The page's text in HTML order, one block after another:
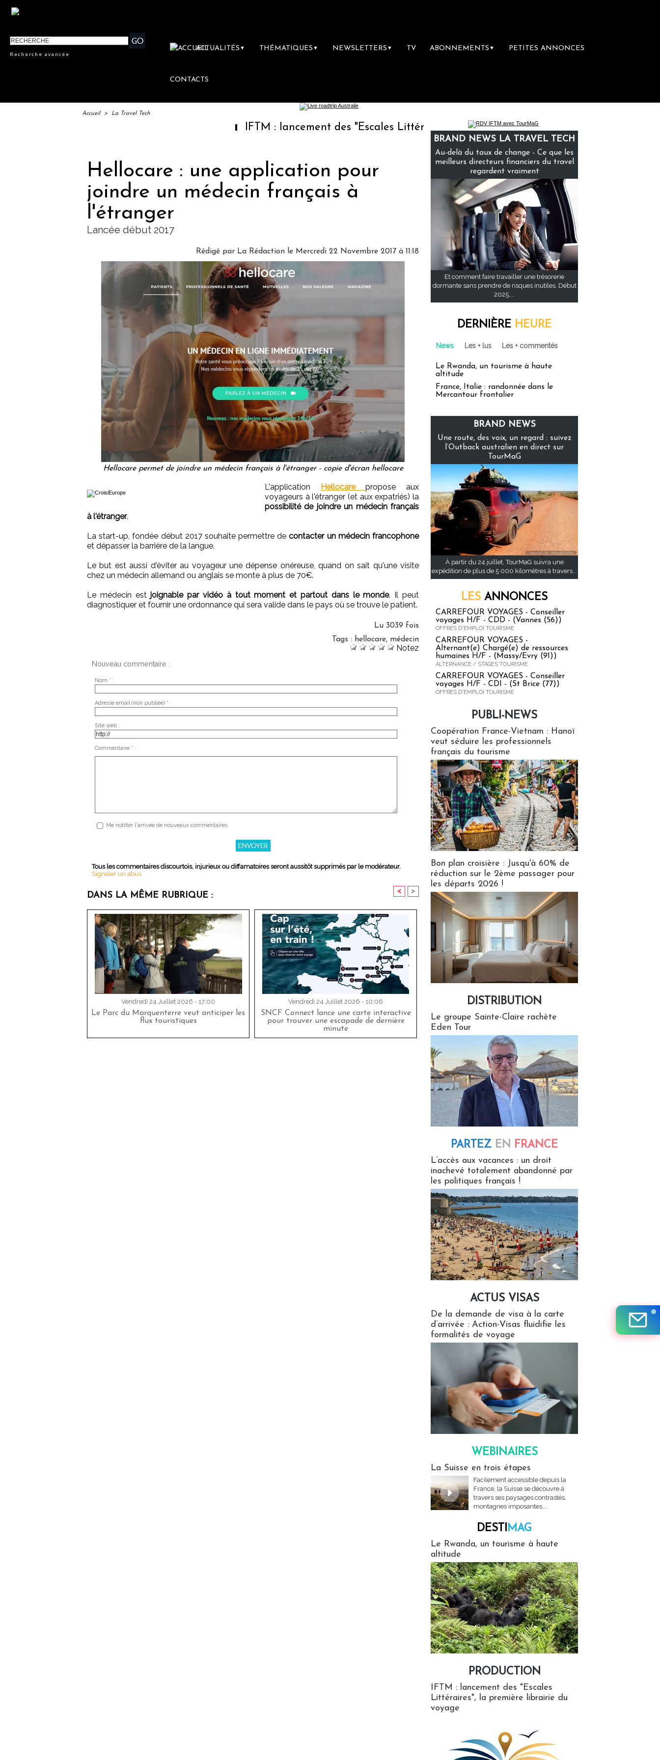
Recherche avancée
ACTUALITÉS ▼ THÉMATIQUES ▼ NEWSLETTERS ▼ TV ABONNEMENTS ▼ PETITES ANNONCES
CONTACTS
Accueil > La Travel Tech
IFTM : lancement des "Escales Littéraires", la première librairie du voyage
Hellocare : une application pour
joindre un médecin français à
l'étranger
Lancée début 2017
Rédigé par La Rédaction le Mercredi 22 Novembre 2017 à 11:18
Hellocare permet de joindre un médecin français à l'étranger - copie d'écran hellocare
L'application Hellocarepropose aux
voyageurs à l'étranger (et aux expatriés) la
possibilité de joindre un médecin français
à l'étranger.
La start-up, fondée début 2017 souhaite permettre decontacter un médecin francophone
et dépasser la barrière de la langue.
Le but est aussi d'éviter au voyageur une dépense onéreuse, quand on sait qu'une visite
chez un médecin allemand ou anglais se monte à plus de 70€.
Le médecin estjoignable par vidéo à tout moment et partout dans le monde. Il peut
diagnostiquer et fournir une ordonnance qui sera valide dans le pays où se trouve le patient.
Lu 3039 fois
Tags : hellocare, médecin
Notez
Nouveau commentaire :
Nom * :
Adresse email (non publiée) * :
Site web :
Commentaire * :
Me notifier l'arrivée de nouveaux commentaires
Tous les commentaires discourtois, injurieux ou diffamatoires seront aussitôt supprimés par le modérateur.
Signaler un abus
DANS LA MÊME RUBRIQUE : < >
Vendredi 24 Juillet 2026 - 17:00
Le Parc du Marquenterre veut anticiper les
flux touristiques
Vendredi 24 Juillet 2026 - 10:06
SNCF Connect lance une carte interactive
pour trouver une escapade de dernière
minute
BRAND NEWS LA TRAVEL TECH
Au-delà du taux de change - Ce que les
meilleurs directeurs financiers du travel
regardent vraiment
Et comment faire travailler une trésorerie
dormante sans prendre de risques inutiles. Début
2025,...
DERNIÈRE HEURE
News Les + lus Les + commentés
Le Rwanda, un tourisme à haute
altitude
France, Italie : randonnée dans le
Mercantour frontalier
BRAND NEWS
Une route, des voix, un regard : suivez
l’Outback australien en direct sur
TourMaG
À partir du 24 juillet, TourMaG suivra une
expédition de plus de 5 000 kilomètres à travers...
LES ANNONCES
CARREFOUR VOYAGES - Conseiller
voyages H/F - CDD - (Vannes (56))
OFFRES D'EMPLOI TOURISME
CARREFOUR VOYAGES -
Alternant(e) Chargé(e) de ressources
humaines H/F - (Massy/Evry (91))
ALTERNANCE / STAGES TOURISME
CARREFOUR VOYAGES - Conseiller
voyages H/F - CDI - (St Brice (77))
OFFRES D'EMPLOI TOURISME
PUBLI-NEWS
Coopération France-Vietnam : Hanoï
veut séduire les professionnels
français du tourisme
Bon plan croisière : Jusqu'à 60% de
réduction sur le 2ème passager pour
les départs 2026 !
DISTRIBUTION
Le groupe Sainte-Claire rachète
Eden Tour
PARTEZ EN FRANCE
L’accès aux vacances : un droit
inachevé totalement abandonné par
les politiques français !
ACTUS VISAS
De la demande de visa à la carte
d’arrivée : Action-Visas fluidifie les
formalités de voyage
WEBINAIRES
La Suisse en trois étapes
Facilement accessible depuis la
France, la Suisse se découvre à
travers ses paysages contrastés,
montagnes imposantes,...
DESTIMAG
Le Rwanda, un tourisme à haute
altitude
PRODUCTION
IFTM : lancement des "Escales
Littéraires", la première librairie du
voyage